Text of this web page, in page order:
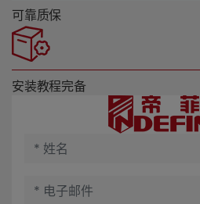
可靠质保
安装教程完备